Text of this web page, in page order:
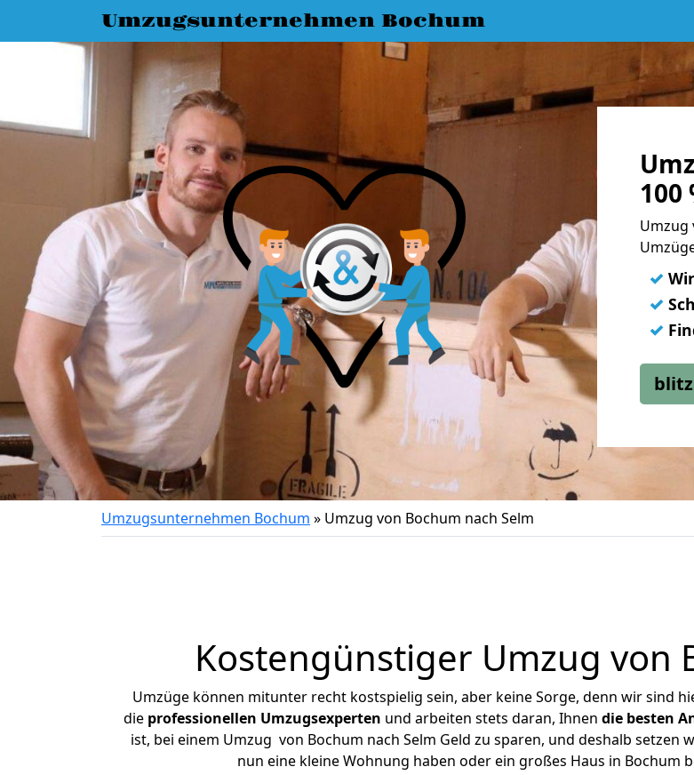
Umzugsunternehmen Bochum
100
Umzug
✓
✓
✓
Umzugsunternehmen Bochum » Umzug von Bochum nach Selm
Kostengünstiger Umzug von
Umzüge können mitunter recht kostspielig sein, aber keine Sorge, denn wir sind
die professionellen Umzugsexperten und arbeiten stets daran, Ihnen die besten
ist, bei einem Umzug von Bochum nach Selm Geld zu sparen, und deshalb setzen
nun eine kleine Wohnung haben oder ein großes Haus in Bochum